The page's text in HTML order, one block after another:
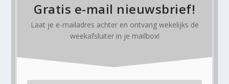
Gratis e-mail nieuwsbrief!
Laat je e-mailadres achter en ontvang wekelijks de
weekafsluiter in je mailbox!